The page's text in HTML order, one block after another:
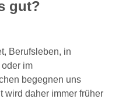
gut?
Berufsleben, in
im
begegnen uns
wird daher immer früher